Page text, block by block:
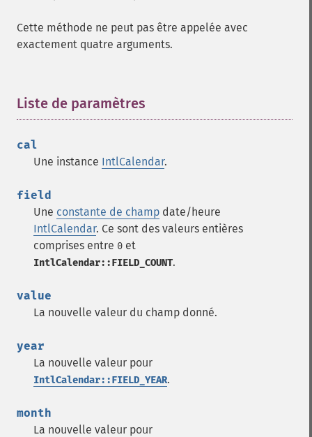
Cette méthode ne peut pas être appelée avec
exactement quatre arguments.
Liste de paramètres
cal
Une instance IntlCalendar.
field
Une constante de champ date/heure
IntlCalendar. Ce sont des valeurs entières
comprises entre 0 et
IntlCalendar::FIELD_COUNT.
value
La nouvelle valeur du champ donné.
year
La nouvelle valeur pour
IntlCalendar::FIELD_YEAR.
month
La nouvelle valeur pour